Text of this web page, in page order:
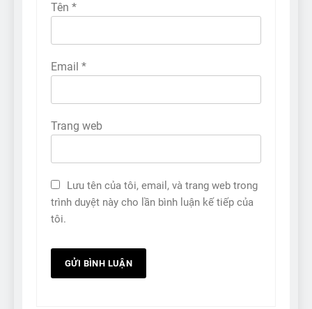
Tên *
Email *
Trang web
Lưu tên của tôi, email, và trang web trong
trình duyệt này cho lần bình luận kế tiếp của
tôi.